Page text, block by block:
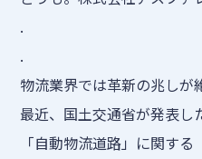
.
.
物流業界では革新の兆しが
最近、国土交通省が発表し
「自動物流道路」に関する